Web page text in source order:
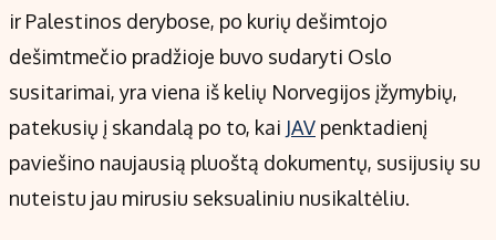
ir Palestinos derybose, po kurių dešimtojo
dešimtmečio pradžioje buvo sudaryti Oslo
susitarimai, yra viena iš kelių Norvegijos įžymybių,
patekusių į skandalą po to, kai JAV penktadienį
paviešino naujausią pluoštą dokumentų, susijusių su
nuteistu jau mirusiu seksualiniu nusikaltėliu.